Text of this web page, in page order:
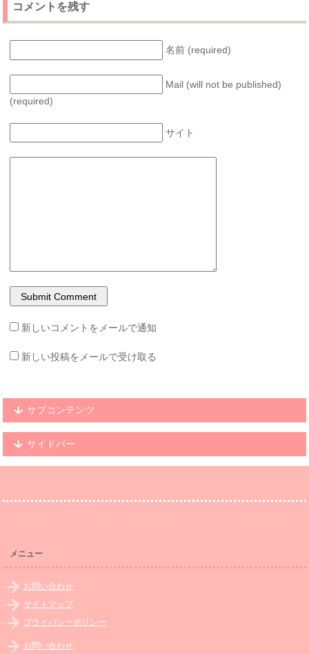
コメントを残す
名前 (required)
Mail (will not be published)
(required)
サイト
新しいコメントをメールで通知
新しい投稿をメールで受け取る
サブコンテンツ
サイドバー
メニュー
お問い合わせ
サイトマップ
プライバシーポリシー
お問い合わせ